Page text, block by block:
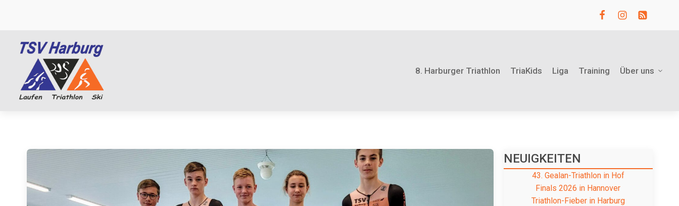
8. Harburger Triathlon TriaKids Liga Training Über uns
NEUIGKEITEN
43. Gealan-Triathlon in Hof
Finals 2026 in Hannover
Triathlon-Fieber in Harburg